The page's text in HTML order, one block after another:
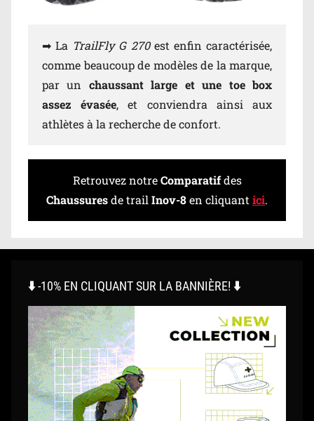
➡ La TrailFly G 270est enfin caractérisée,
comme beaucoup de modèles de la marque,
par un chaussant large et une toe box
assez évasée, et conviendra ainsi aux
athlètes à la recherche de confort.
Retrouvez notreComparatifdes
Chaussuresde trail Inov-8en cliquant ici.
⬇️ -10% EN CLIQUANT SUR LA BANNIÈRE! ⬇️